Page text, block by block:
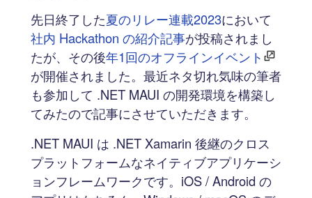
先日終了した夏のリレー連載2023において
社内 Hackathon の紹介記事が投稿されまし
たが、その後年1回のオフラインイベント
が開催されました。最近ネタ切れ気味の筆者
も参加して .NET MAUI の開発環境を構築し
てみたので記事にさせていただきます。
.NET MAUI は .NET Xamarin 後継のクロス
プラットフォームなネイティブアプリケーシ
ョンフレームワークです。iOS / Android の